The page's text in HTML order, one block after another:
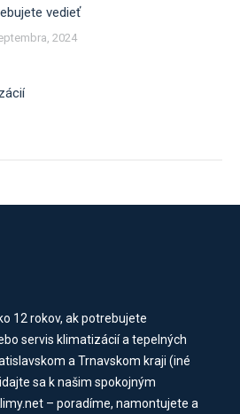
vedieť
2024
12 rokov, ak potrebujete
servis klimatizácií a tepelných
a Trnavskom kraji (iné
sa k našim spokojným
– poradíme, namontujete a